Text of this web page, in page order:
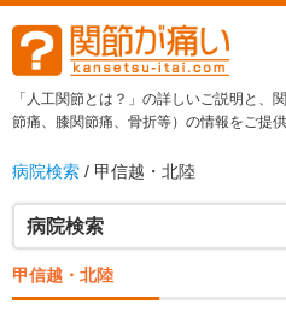
「人工関節とは？」の詳しいご説明と、
節痛、膝関節痛、骨折等）の情報をご提
病院検索 / 甲信越・北陸
病院検索
甲信越・北陸